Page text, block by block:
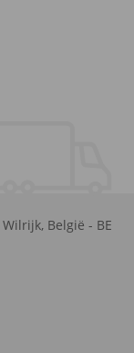
Wilrijk, België - BE